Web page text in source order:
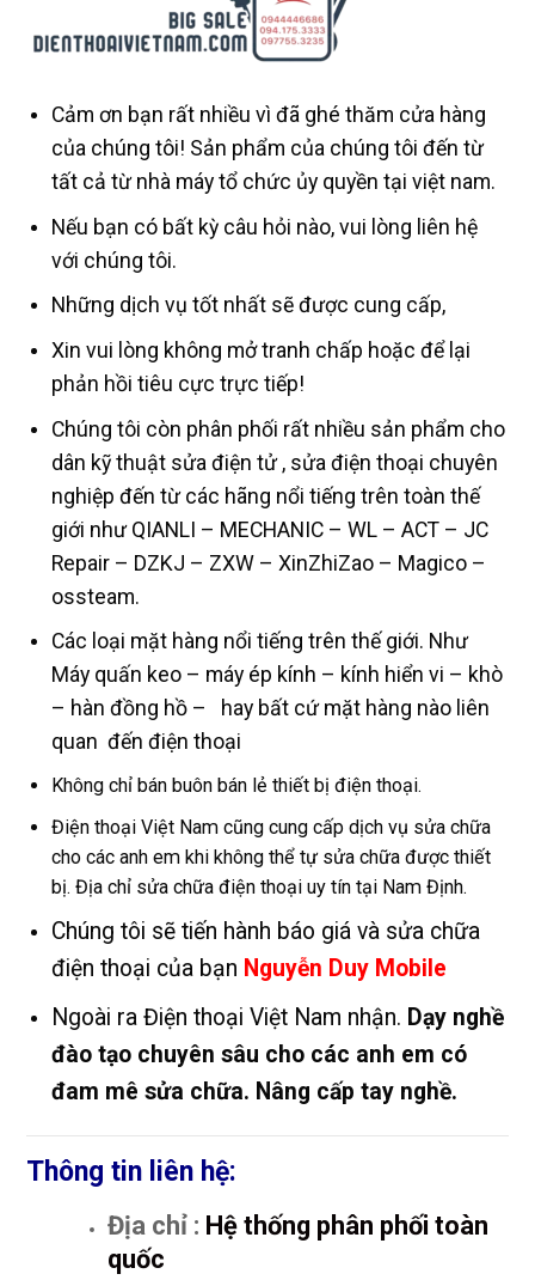
Cảm ơn bạn rất nhiều vì đã ghé thăm cửa hàng
của chúng tôi! Sản phẩm của chúng tôi đến từ
tất cả từ nhà máy tổ chức ủy quyền tại việt nam.
Nếu bạn có bất kỳ câu hỏi nào, vui lòng liên hệ
với chúng tôi.
Những dịch vụ tốt nhất sẽ được cung cấp,
Xin vui lòng không mở tranh chấp hoặc để lại
phản hồi tiêu cực trực tiếp!
Chúng tôi còn phân phối rất nhiều sản phẩm cho
dân kỹ thuật sửa điện tử , sửa điện thoại chuyên
nghiệp đến từ các hãng nổi tiếng trên toàn thế
giới như QIANLI – MECHANIC – WL – ACT – JC
Repair – DZKJ – ZXW – XinZhiZao – Magico –
ossteam.
Các loại mặt hàng nổi tiếng trên thế giới. Như
Máy quấn keo – máy ép kính – kính hiển vi – khò
– hàn đồng hồ – hay bất cứ mặt hàng nào liên
quan đến điện thoại
Không chỉ bán buôn bán lẻ thiết bị điện thoại.
Điện thoại Việt Nam cũng cung cấp dịch vụ sửa chữa
cho các anh em khi không thể tự sửa chữa được thiết
bị. Địa chỉ sửa chữa điện thoại uy tín tại Nam Định.
Chúng tôi sẽ tiến hành báo giá và sửa chữa
điện thoại của bạn Nguyễn Duy Mobile
Ngoài ra Điện thoại Việt Nam nhận. Dạy nghề
đào tạo chuyên sâu cho các anh em có
đam mê sửa chữa. Nâng cấp tay nghề.
Thông tin liên hệ:
Địa chỉ : Hệ thống phân phối toàn
quốc